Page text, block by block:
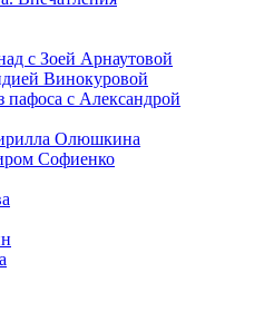
с Зоей Арнаутовой
Винокуровой
пафоса с Александрой
Олюшкина
Софиенко